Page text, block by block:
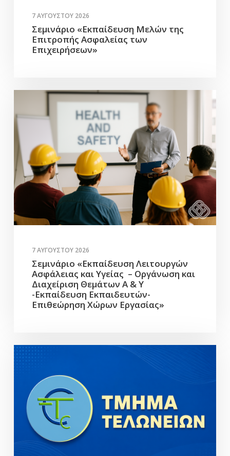
7 ΑΥΓΟΎΣΤΟΥ 2026
Σεμινάριο «Εκπαίδευση Μελών της
Επιτροπής Ασφαλείας των
Επιχειρήσεων»
7 ΑΥΓΟΎΣΤΟΥ 2026
Σεμινάριο «Εκπαίδευση Λειτουργών
Ασφάλειας και Υγείας – Οργάνωση και
Διαχείριση Θεμάτων Α & Υ
-Εκπαίδευση Εκπαιδευτών-
Επιθεώρηση Χώρων Εργασίας»